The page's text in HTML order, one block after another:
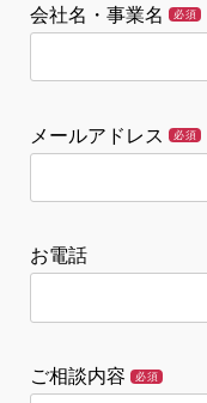
会社名・事業名 必須
メールアドレス 必須
お電話
ご相談内容 必須